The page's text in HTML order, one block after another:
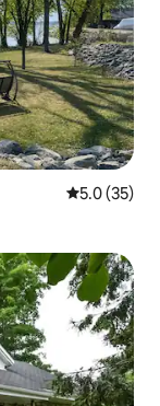
औसत रेटिंग 5
5.0 (35)